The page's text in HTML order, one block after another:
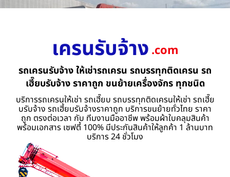
เครนรับจ้าง .com
รถเครนรับจ้าง ให้เช่ารถเครน รถบรรทุกติดเครน รถ
เฮี๊ยบรับจ้าง ราคาถูก ขนย้ายเครื่องจักร ทุกชนิด
บริการรถเครนให้เช่า รถเฮี๊ยบ รถบรรทุกติดเครนให้เช่า รถเฮี๊ย
บรับจ้าง รถเฮี้ยบรับจ้างราคาถูก บริการขนย้ายทั่วไทย ราคา
ถูก ตรงต่อเวลา กับ ทีมงานมืออาชีพ พร้อมผ้าใบคลุมสินค้า
พร้อมเอกสาร เซฟตี้ 100% มีประกันสินค้าให้ลูกค้า 1 ล้านบาท
บริการ 24 ชั่วโมง